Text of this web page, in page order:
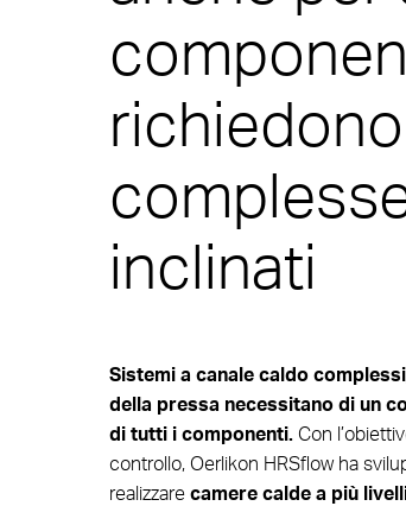
inclinati
Sistemi a canale caldo
della pressa necessitano di un
di tutti i componenti. Con
controllo, Oerlikon HRSflow ha
realizzare camere calde a più